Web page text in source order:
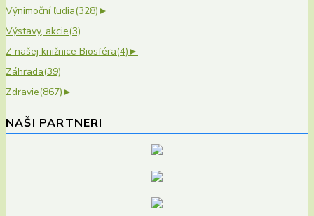
Výnimoční ľudia(328)►
Výstavy, akcie(3)
Z našej knižnice Biosféra(4)►
Záhrada(39)
Zdravie(867)►
NAŠI PARTNERI